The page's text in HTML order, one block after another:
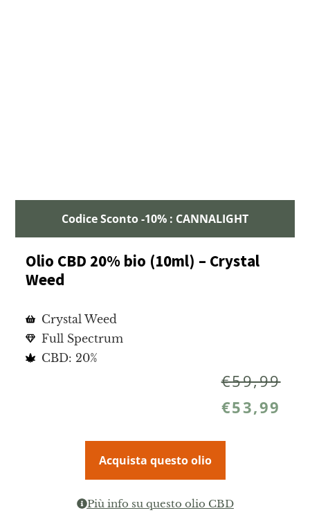
Codice Sconto -10% : CANNALIGHT
Olio CBD 20% bio (10ml) – Crystal
Weed
Crystal Weed
Full Spectrum
CBD: 20%
€59,99
€53,99
Acquista questo olio
Più info su questo olio CBD